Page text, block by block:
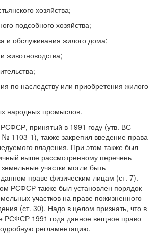
хозяйства;
подсобного хозяйства;
и обслуживания жилого дома;
животноводства;
по наследству или приобретения жилого
народных промыслов.
принятый в 1991 году (утв. ВС
1103-1), также закрепил введение права
владения. При этом также был
выше рассмотренному перечень
участки могли быть
праве физическим лицам (ст. 7).
РСФСР также был установлен порядок
участков на праве пожизненного
(ст. 30). Надо в целом признать, что в
РСФСР 1991 года данное вещное право
регламентацию.